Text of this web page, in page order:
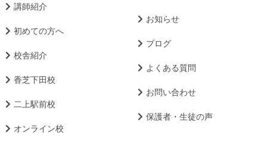
講師紹介
初めての方へ
校舎紹介
香芝下田校
二上駅前校
オンライン校
お知らせ
ブログ
よくある質問
お問い合わせ
保護者・生徒の声